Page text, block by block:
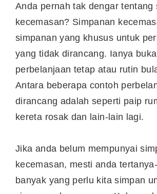
Anda pernah tak dengar tentang
kecemasan? Simpanan
simpanan yang khusus untuk
yang tidak dirancang. Ianya
perbelanjaan tetap atau rutin
Antara beberapa contoh
dirancang adalah seperti paip
kereta rosak dan lain-lain lagi.
Jika anda belum mempunyai
kecemasan, mesti anda
banyak yang perlu kita simpan